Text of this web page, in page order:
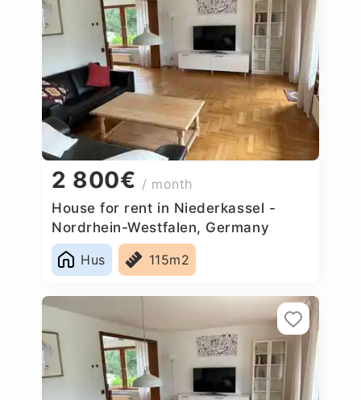
2 800€ / month
House for rent in Niederkassel -
Nordrhein-Westfalen, Germany
Hus
115m2